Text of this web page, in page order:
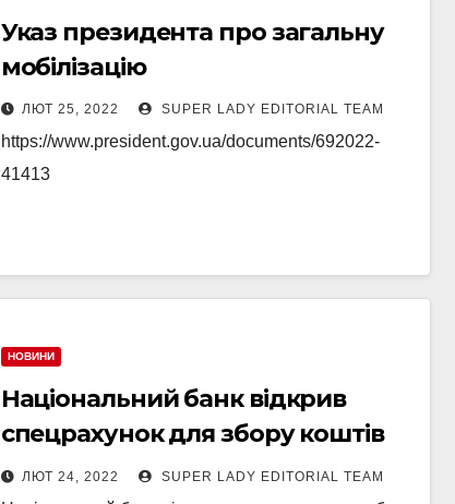
Указ президента про загальну
мобілізацію
ЛЮТ 25, 2022 SUPER LADY EDITORIAL TEAM
https://www.president.gov.ua/documents/692022-
41413
НОВИНИ
Національний банк відкрив
спецрахунок для збору коштів
на потреби армії
ЛЮТ 24, 2022 SUPER LADY EDITORIAL TEAM